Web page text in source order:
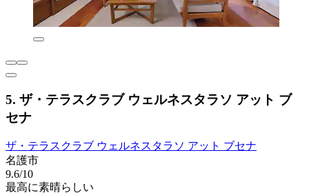
5. ザ・テラスクラブ ウェルネスタラソ アット ブ
セナ
ザ・テラスクラブ ウェルネスタラソ アット ブセナ
名護市
9.6/10
最高に素晴らしい